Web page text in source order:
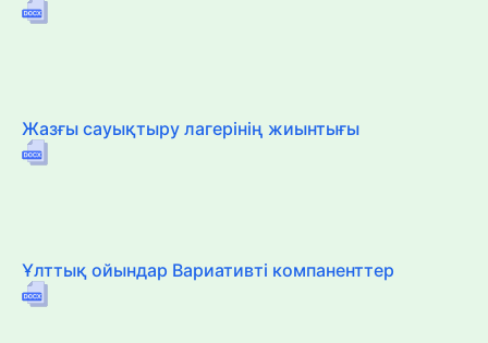
Жазғы сауықтыру лагерінің жиынтығы
Ұлттық ойындар Вариативті компаненттер